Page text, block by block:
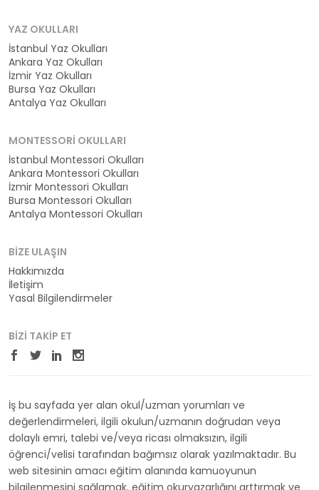
YAZ OKULLARI
İstanbul Yaz Okulları
Ankara Yaz Okulları
İzmir Yaz Okulları
Bursa Yaz Okulları
Antalya Yaz Okulları
MONTESSORI OKULLARI
İstanbul Montessori Okulları
Ankara Montessori Okulları
İzmir Montessori Okulları
Bursa Montessori Okulları
Antalya Montessori Okulları
BIZE ULAŞIN
Hakkımızda
İletişim
Yasal Bilgilendirmeler
BIZI TAKIP ET
İş bu sayfada yer alan okul/uzman yorumları ve
değerlendirmeleri, ilgili okulun/uzmanın doğrudan veya
dolaylı emri, talebi ve/veya ricası olmaksızın, ilgili
öğrenci/velisi tarafından bağımsız olarak yazılmaktadır. Bu
web sitesinin amacı eğitim alanında kamuoyunun